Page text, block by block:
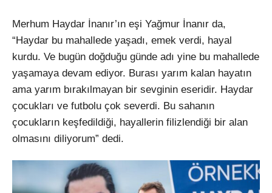
Merhum Haydar İnanır’ın eşi Yağmur İnanır da,
“Haydar bu mahallede yaşadı, emek verdi, hayal
kurdu. Ve bugün doğduğu günde adı yine bu mahallede
yaşamaya devam ediyor. Burası yarım kalan hayatın
ama yarım bırakılmayan bir sevginin eseridir. Haydar
çocukları ve futbolu çok severdi. Bu sahanın
çocukların keşfedildiği, hayallerin filizlendiği bir alan
olmasını diliyorum” dedi.